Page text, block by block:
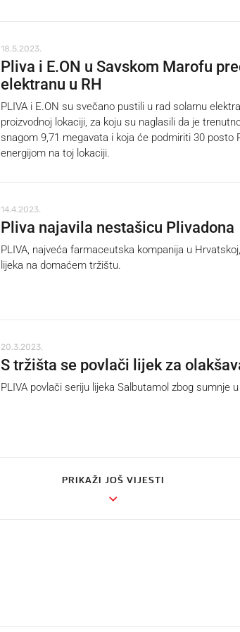
18.5.2023.
Pliva i E.ON u Savskom Marofu
elektranu u RH
PLIVA i E.ON su svečano pustili u rad solarnu
proizvodnoj lokaciji, za koju su naglasili da je
snagom 9,71 megavata i koja će podmiriti 30 posto
energijom na toj lokaciji.
14.4.2023.
Pliva najavila nestašicu Plivadona
PLIVA, najveća farmaceutska kompanija u
lijeka na domaćem tržištu.
20.3.2023.
S tržišta se povlači lijek za
PLIVA povlači seriju lijeka Salbutamol zbog sumnje
PRIKAŽI JOŠ VIJESTI